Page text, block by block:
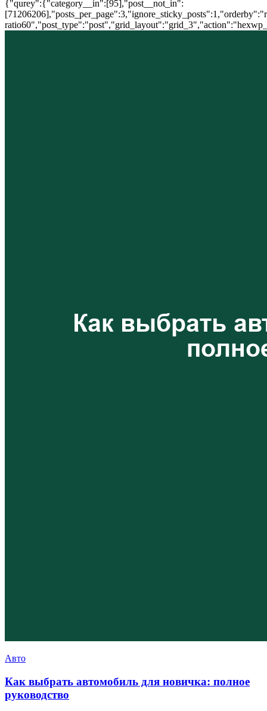
{"qurey":{"category__in":[95],"post__not_in":
Авто
Как выбрать автомобиль для новичка: полное
руководство